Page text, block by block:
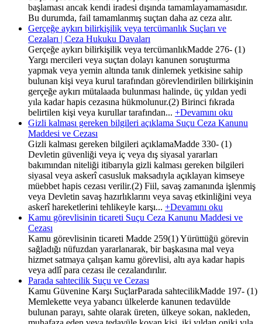
başlaması ancak kendi iradesi dışında tamamlayamamasıdır.
Bu durumda, fail tamamlanmış suçtan daha az ceza alır.
Gerçeğe aykırı bilirkişilik veya tercümanlık Suçları ve
Cezaları | Ceza Hukuku Davaları
Gerçeğe aykırı bilirkişilik veya tercümanlıkMadde 276- (1)
Yargı mercileri veya suçtan dolayı kanunen soruşturma
yapmak veya yemin altında tanık dinlemek yetkisine sahip
bulunan kişi veya kurul tarafından görevlendirilen bilirkişinin
gerçeğe aykırı mütalaada bulunması halinde, üç yıldan yedi
yıla kadar hapis cezasına hükmolunur.(2) Birinci fıkrada
belirtilen kişi veya kurullar tarafından... +Devamını oku
Gizli kalması gereken bilgileri açıklama Suçu Ceza Kanunu
Maddesi ve Cezası
Gizli kalması gereken bilgileri açıklamaMadde 330- (1)
Devletin güvenliği veya iç veya dış siyasal yararları
bakımından niteliği itibarıyla gizli kalması gereken bilgileri
siyasal veya askerî casusluk maksadıyla açıklayan kimseye
müebbet hapis cezası verilir.(2) Fiil, savaş zamanında işlenmiş
veya Devletin savaş hazırlıklarını veya savaş etkinliğini veya
askerî hareketlerini tehlikeyle karşı... +Devamını oku
Kamu görevlisinin ticareti Suçu Ceza Kanunu Maddesi ve
Cezası
Kamu görevlisinin ticareti Madde 259(1) Yürüttüğü görevin
sağladığı nüfuzdan yararlanarak, bir başkasına mal veya
hizmet satmaya çalışan kamu görevlisi, altı aya kadar hapis
veya adlî para cezası ile cezalandırılır.
Parada sahtecilik Suçu ve Cezası
Kamu Güvenine Karşı SuçlarParada sahtecilikMadde 197- (1)
Memlekette veya yabancı ülkelerde kanunen tedavülde
bulunan parayı, sahte olarak üreten, ülkeye sokan, nakleden,